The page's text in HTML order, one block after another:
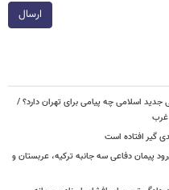
ارسال
اسلامی چه پیامی برای تهران دارد؟ /
غرب
پیمان دفاعی سه جانبه ترکیه، عربستان و